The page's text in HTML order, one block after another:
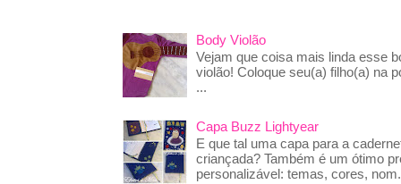
Body Violão
Vejam que coisa mais linda esse
violão! Coloque seu(a) filho(a) na
...
Capa Buzz Lightyear
E que tal uma capa para a
criançada? Também é um ótimo
personalizável: temas, cores,